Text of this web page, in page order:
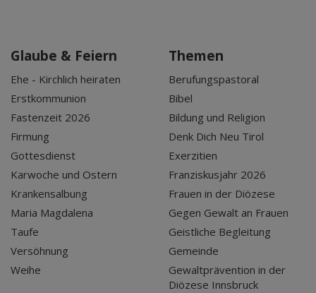
Glaube & Feiern
Ehe - Kirchlich heiraten
Erstkommunion
Fastenzeit 2026
Firmung
Gottesdienst
Karwoche und Ostern
Krankensalbung
Maria Magdalena
Taufe
Versöhnung
Weihe
Themen
Berufungspastoral
Bibel
Bildung und Religion
Denk Dich Neu Tirol
Exerzitien
Franziskusjahr 2026
Frauen in der Diözese
Gegen Gewalt an Frauen
Geistliche Begleitung
Gemeinde
Gewaltprävention in der
Diözese Innsbruck